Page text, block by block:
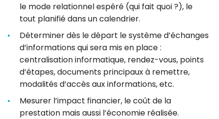
le mode relationnel espéré (qui fait quoi ?), le
tout planifié dans un calendrier.
Déterminer dès le départ le système d’échanges
d’informations qui sera mis en place :
centralisation informatique, rendez-vous, points
d’étapes, documents principaux à remettre,
modalités d’accès aux informations, etc.
Mesurer l’impact financier, le coût de la
prestation mais aussi l’économie réalisée.